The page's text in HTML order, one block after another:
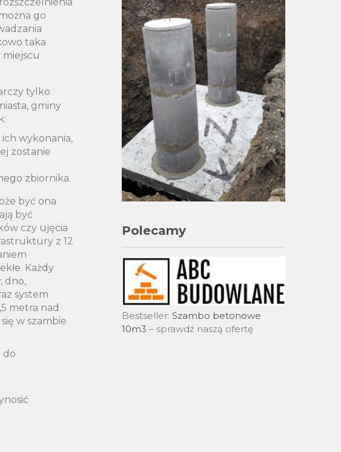
go
taka
miejscu
tylko
gminy
wykonania,
zostanie
zbiornika.
być ona
być
czy ujęcia
z 12
Każdy
dno,
system
metra nad
w szambie
do
Polecamy
Bestseller: Szambo betonowe
10m3 – sprawdź naszą ofertę